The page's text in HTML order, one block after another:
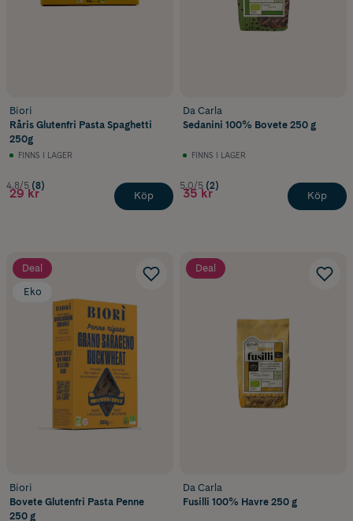
Biori
Råris Glutenfri Pasta Spaghetti
250g
FINNS I LAGER
4.8/5 (8)
29 kr Köp
Da Carla
Sedanini 100% Bovete 250 g
FINNS I LAGER
5.0/5 (2)
35 kr Köp
Deal
Eko
Biori
Bovete Glutenfri Pasta Penne
250 g
Deal
Da Carla
Fusilli 100% Havre 250 g